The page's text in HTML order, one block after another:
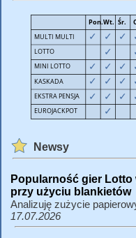
Newsy
Popularność gier
przy użyciu blankietów
Analizuję zużycie
17.07.2026